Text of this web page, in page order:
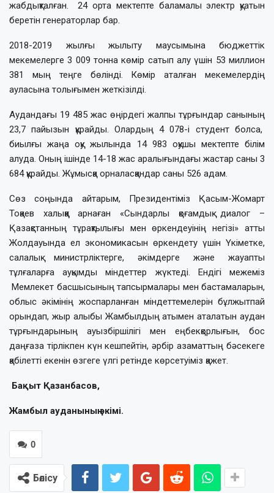
жабдықталған. 24 орта мектепте баламалы электр қуатын
беретін генераторлар бар.
2018-2019 жылғы жылыту маусымына бюджеттік
мекемелерге 3 009 тонна көмір сатып алу үшін 53 миллион
381 мың теңге бөлінді. Көмір аталған мекемелердің
ауласына толығымен жеткізілді.
Аудандағы 19 485 жас өңірдегі жалпы тұрғындар санының
23,7 пайызын құрайды. Олардың 4 078-і студент болса,
биылғы жаңа оқу жылында 14 983 оқушы мектепте білім
алуда. Оның ішінде 14-18 жас аралығындағы жастар саны 3
684 құрайды. Жұмысқа орналасқандар саны 526 адам.
Сөз соңында айтарым, Президентіміз Қасым-Жомарт
Тоқаев халыққа арнаған «Сындарлы қоғамдық диалог –
Қазақстанның тұрақтылығы мен өркендеуінің негізі» атты
Жолдауында ел экономикасын өркендету үшін Үкіметке,
салалық министрліктерге, әкімдерге және жауапты
тұлғаларға ауқымды міндеттер жүктеді. Ендігі межеміз
Мемлекет басшысының тапсырмалары мен бастамаларын,
облыс әкімінің жоспарланған міндеттемелерін бұлжытпай
орындап, жыр алыбы Жамбылдың атымен аталатын аудан
тұрғындарының ауызбіршілігі мен еңбекқорлығын, бос
даңғаза тірлікпен күн кешпейтін, әрбір азаматтың бәсекеге
қабілетті екенін өзгеге үлгі ретінде көрсетуіміз қажет.
Бақыт Қазанбасов,
Жамбыл ауданының әкімі.
0
Бөлісу